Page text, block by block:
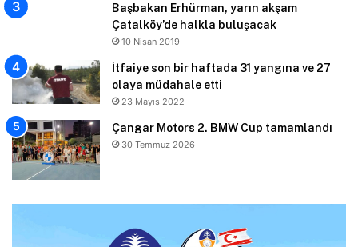
Başbakan Erhürman, yarın akşam
Çatalköy’de halkla buluşacak
10 Nisan 2019
İtfaiye son bir haftada 31 yangına ve 27
olaya müdahale etti
23 Mayıs 2022
Çangar Motors 2. BMW Cup tamamlandı
30 Temmuz 2026